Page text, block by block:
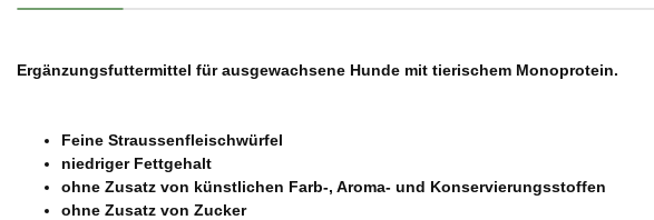
Ergänzungsfuttermittel für ausgewachsene Hunde mit tierischem Monoprotein.
Feine Straussenfleischwürfel
niedriger Fettgehalt
ohne Zusatz von künstlichen Farb-, Aroma- und Konservierungsstoffen
ohne Zusatz von Zucker